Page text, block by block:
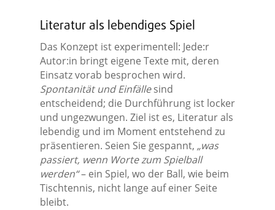
Literatur als lebendiges Spiel
Das Konzept ist experimentell: Jede:r
Autor:in bringt eigene Texte mit, deren
Einsatz vorab besprochen wird.
Spontanität und Einfällesind
entscheidend; die Durchführung ist locker
und ungezwungen. Ziel ist es, Literatur als
lebendig und im Moment entstehend zu
präsentieren. Seien Sie gespannt, „was
passiert, wenn Worte zum Spielball
werden“– ein Spiel, wo der Ball, wie beim
Tischtennis, nicht lange auf einer Seite
bleibt.